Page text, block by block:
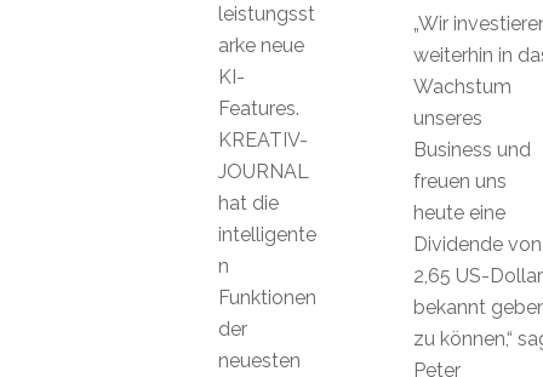
„Wir
weiterhin in
Wachstum
unseres
Business und
freuen uns
heute eine
Dividende von
2,65 US-Dollar
bekannt
zu können,“
Peter
leistungsst
arke neue
KI-
Features.
KREATIV-
JOURNAL
hat die
intelligente
n
Funktionen
der
neuesten